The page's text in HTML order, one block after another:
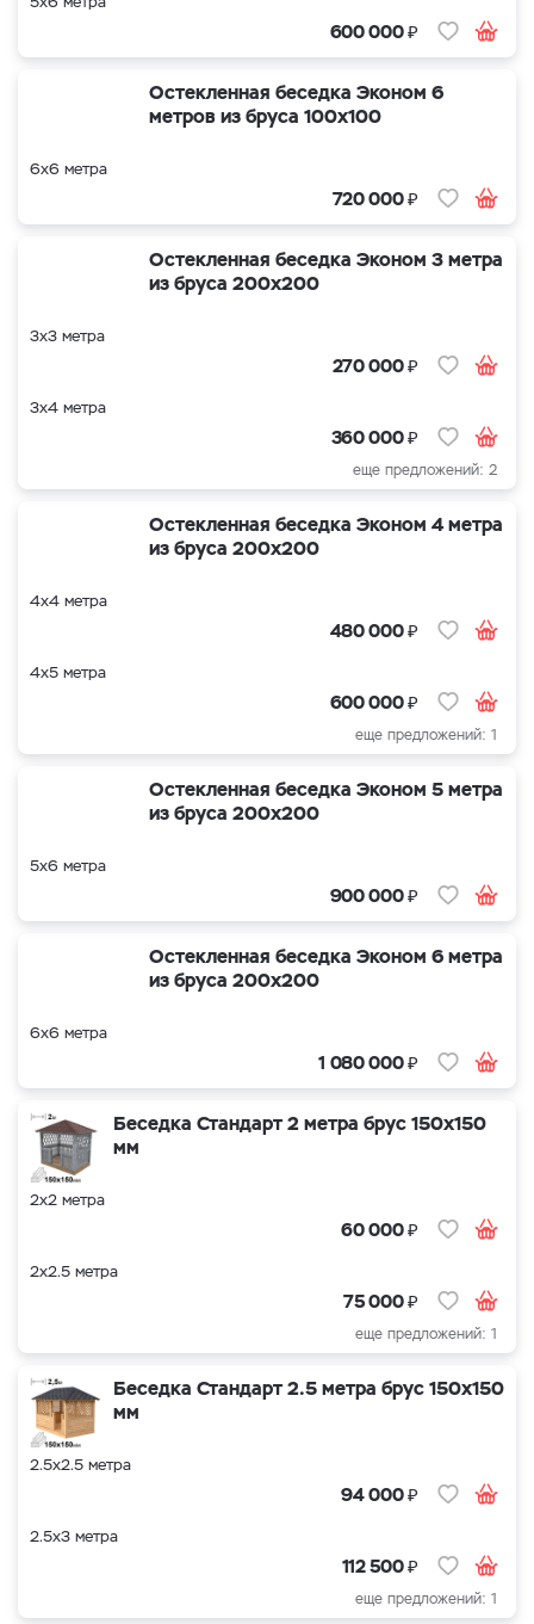
600 000₽
Остекленная беседка Эконом 6
метров из бруса 100х100
6х6 метра
720 000₽
Остекленная беседка Эконом 3 метра
из бруса 200х200
3х3 метра
270 000₽
3х4 метра
360 000₽
еще предложений: 2
Остекленная беседка Эконом 4 метра
из бруса 200х200
4х4 метра
480 000₽
4х5 метра
600 000₽
еще предложений: 1
Остекленная беседка Эконом 5 метра
из бруса 200х200
5х6 метра
900 000₽
Остекленная беседка Эконом 6 метра
из бруса 200х200
6х6 метра
1 080 000₽
Беседка Стандарт 2 метра брус 150х150
мм
2х2 метра
60 000₽
2х2.5 метра
75 000₽
еще предложений: 1
Беседка Стандарт 2.5 метра брус 150х150
мм
2.5х2.5 метра
94 000₽
2.5х3 метра
112 500₽
еще предложений: 1